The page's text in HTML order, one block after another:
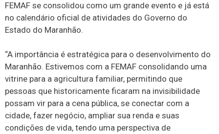
FEMAF se consolidou como um grande evento e já está
no calendário oficial de atividades do Governo do
Estado do Maranhão.
“A importância é estratégica para o desenvolvimento do
Maranhão. Estivemos com a FEMAF consolidando uma
vitrine para a agricultura familiar, permitindo que
pessoas que historicamente ficaram na invisibilidade
possam vir para a cena pública, se conectar com a
cidade, fazer negócio, ampliar sua renda e suas
condições de vida, tendo uma perspectiva de